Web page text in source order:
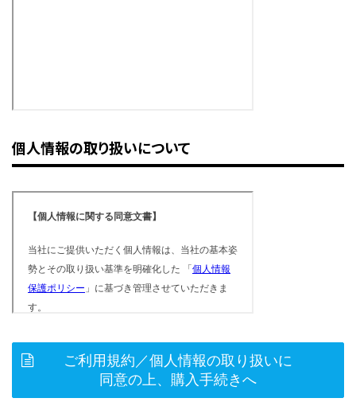
個人情報の取り扱いについて
ご利用規約／個人情報の取り扱いに
同意の上、購入手続きへ